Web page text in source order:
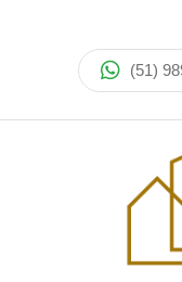
(51)
Imóveis
Encomende